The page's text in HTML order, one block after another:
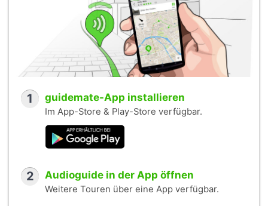
1 guidemate-App installieren
Im App-Store & Play-Store verfügbar.
2 Audioguide in der App öffnen
Weitere Touren über eine App verfügbar.